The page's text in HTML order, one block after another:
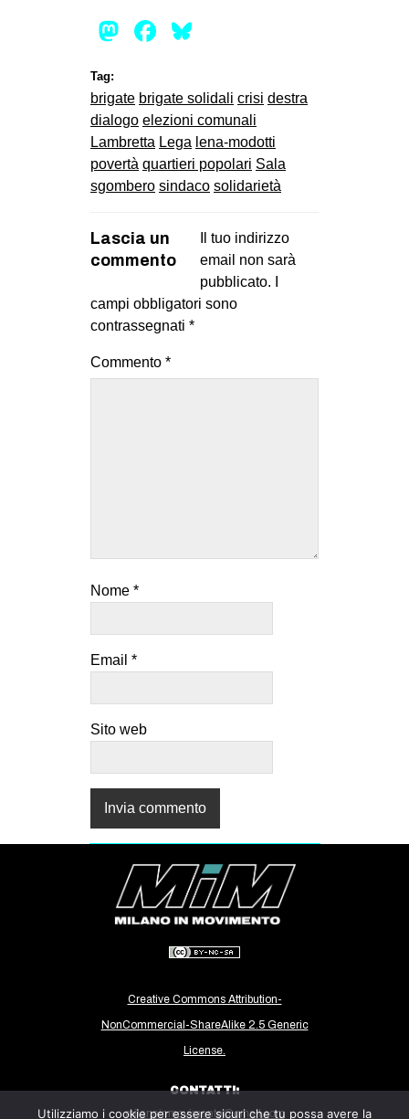
Mastodon
Facebook
Tag:
brigate brigate solidali crisi destra
dialogo elezioni comunali
Lambretta Lega lena-modotti
povertà quartieri popolari Sala
sgombero sindaco solidarietà
Lascia un
commento
Il tuo indirizzo
email non sarà
pubblicato.
campi obbligatori sono
contrassegnati *
Commento *
Nome *
Email *
Sito web
Creative Commons Attribution-
NonCommercial-ShareAlike 2.5 Generic
License.
CONTATTI:
milanoinmovimento@gmail.com
Utilizziamo i cookie per essere sicuri che tu possa avere la